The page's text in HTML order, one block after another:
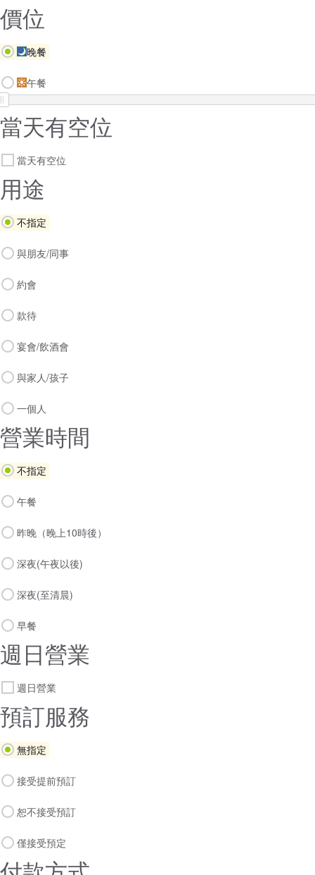
價位
晚餐
午餐
當天有空位
當天有空位
用途
不指定
與朋友/同事
約會
款待
宴會/飲酒會
與家人/孩子
一個人
營業時間
不指定
午餐
昨晚（晚上10時後）
深夜(午夜以後)
深夜(至清晨)
早餐
週日營業
週日營業
預訂服務
無指定
接受提前預訂
恕不接受預訂
僅接受預定